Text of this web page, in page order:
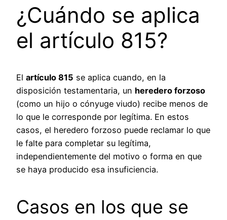
¿Cuándo se aplica
el artículo 815?
El artículo 815 se aplica cuando, en la
disposición testamentaria, un heredero forzoso
(como un hijo o cónyuge viudo) recibe menos de
lo que le corresponde por legítima. En estos
casos, el heredero forzoso puede reclamar lo que
le falte para completar su legítima,
independientemente del motivo o forma en que
se haya producido esa insuficiencia.
Casos en los que se